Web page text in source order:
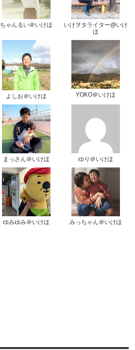
ちゃんるい＠いけほ
いけヲタライター@いけ
ほ
よしお＠いけほ YOKO＠いけほ
まっさん＠いけほ ゆり＠いけほ
ゆみゆみ＠いけほ みっちゃん＠いけほ